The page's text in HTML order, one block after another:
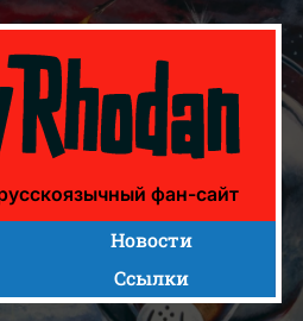
в беде)
фан-сайт
Новости
Ссылки